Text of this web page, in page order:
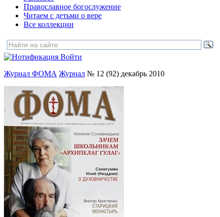
Православное богослужение
Читаем с детьми о вере
Все коллекции
Войти
Журнал ФОМА Журнал № 12 (92) декабрь 2010